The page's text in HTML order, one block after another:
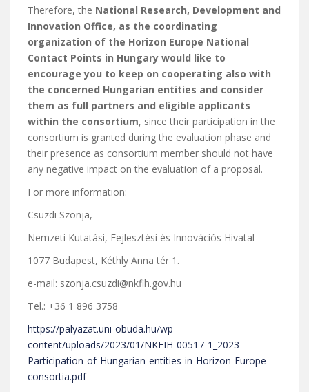
Therefore, the National Research, Development and
Innovation Office, as the coordinating
organization of the Horizon Europe National
Contact Points in Hungary would like to
encourage you to keep on cooperating also with
the concerned Hungarian entities and consider
them as full partners and eligible applicants
within the consortium, since their participation in the
consortium is granted during the evaluation phase and
their presence as consortium member should not have
any negative impact on the evaluation of a proposal.
For more information:
Csuzdi Szonja,
Nemzeti Kutatási, Fejlesztési és Innovációs Hivatal
1077 Budapest, Kéthly Anna tér 1.
e-mail: szonja.csuzdi@nkfih.gov.hu
Tel.: +36 1 896 3758
https://palyazat.uni-obuda.hu/wp-
content/uploads/2023/01/NKFIH-00517-1_2023-
Participation-of-Hungarian-entities-in-Horizon-Europe-
consortia.pdf